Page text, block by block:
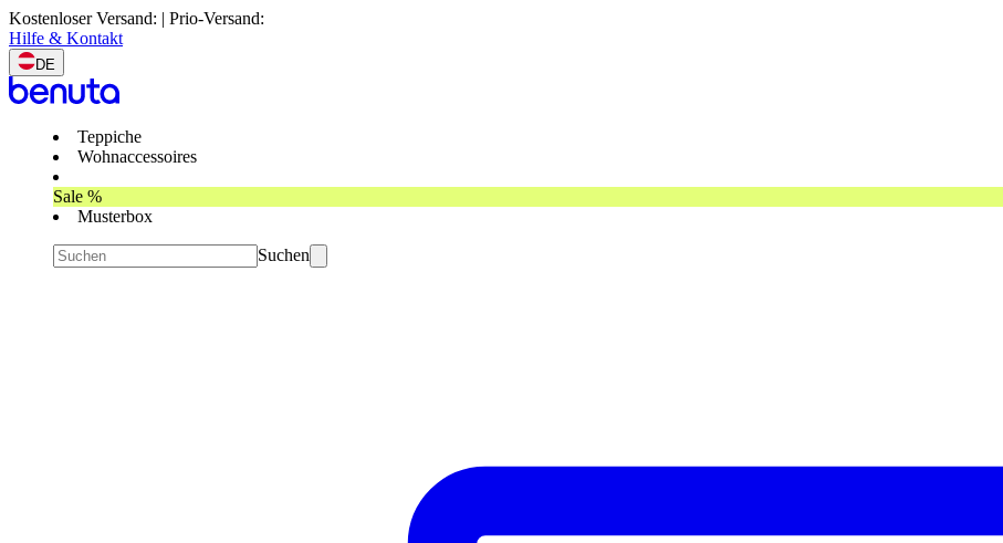
Kostenloser Versand: | Prio-Versand:
Hilfe & Kontakt
DE
Teppiche
Wohnaccessoires
Sale %
Musterbox
Suchen